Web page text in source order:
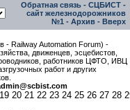
Обратная связь - СЦБИСТ -
сайт железнодорожников
№1 - Архив - Вверх
Railway Automation Forum) -
движенцев, эсцебистов,
работников ЦФТО, ИВЦ
работ и других
19 20 21 22 23 24 25 26 27 28